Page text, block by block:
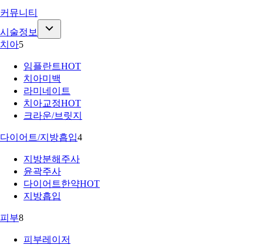
커뮤니티
시술정보
치아5
임플란트HOT
치아미백
라미네이트
치아교정HOT
크라운/브릿지
다이어트/지방흡입4
지방분해주사
윤곽주사
다이어트한약HOT
지방흡입
피부8
피부레이저